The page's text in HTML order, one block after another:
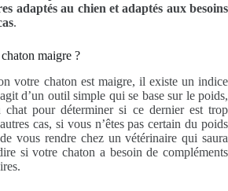
adaptés au chien et adaptés aux besoins
.
maigre ?
votre chaton est maigre, il existe un indice
d’un outil simple qui se base sur le poids,
pour déterminer si ce dernier est trop
cas, si vous n’êtes pas certain du poids
vous rendre chez un vétérinaire qui saura
si votre chaton a besoin de compléments